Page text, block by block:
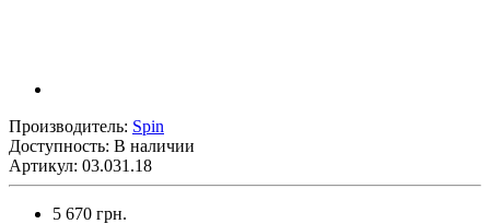
Производитель: Spin
Доступность: В наличии
Артикул: 03.031.18
5 670 грн.